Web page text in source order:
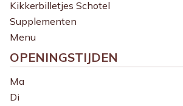
Kikkerbilletjes Schotel
Supplementen
Menu
OPENINGSTIJDEN
Ma
Di